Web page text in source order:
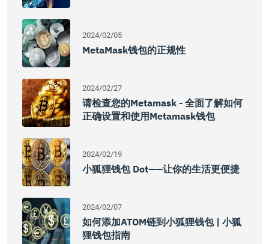
2024/02/05
MetaMask钱包的正规性
2024/02/27
请检查您的metamask - 全面了解如何
正确设置和使用metamask钱包
2024/02/19
小狐狸钱包 Dot——让你的生活更便捷
2024/02/07
如何添加ATOM链到小狐狸钱包 | 小狐
狸钱包指南